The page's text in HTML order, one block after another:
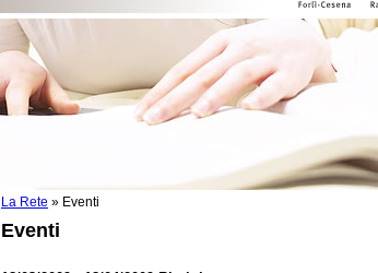
La Rete » Eventi
Eventi